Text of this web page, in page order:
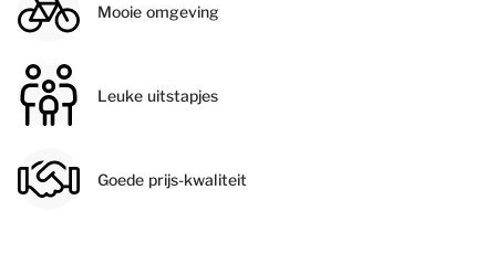
Mooie omgeving
Leuke uitstapjes
Goede prijs-kwaliteit